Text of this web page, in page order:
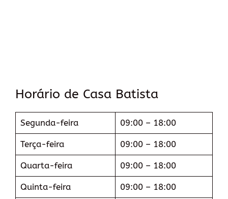
Horário de Casa Batista
Segunda-feira 09:00 – 18:00
Terça-feira 09:00 – 18:00
Quarta-feira 09:00 – 18:00
Quinta-feira 09:00 – 18:00